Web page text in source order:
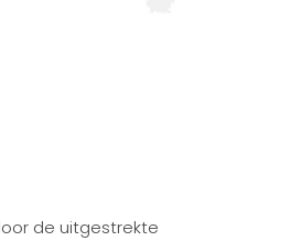
de uitgestrekte